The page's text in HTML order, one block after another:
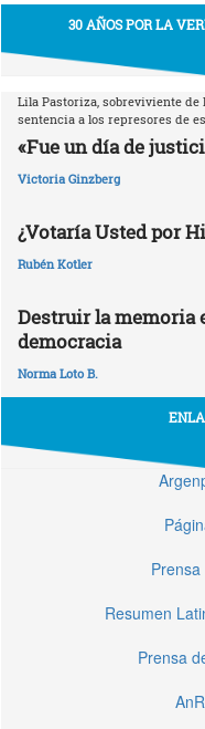
30 AÑOS POR LA
Lila Pastoriza, sobreviviente de
sentencia a los represores de
«Fue un día de
Victoria Ginzberg
¿Votaría Usted por
Rubén Kotler
Destruir la memoria
democracia
Norma Loto B.
Resumen
Prensa